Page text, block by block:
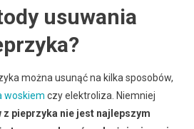
usuwania
można usunąć na kilka sposobów,
woskiem czy elektroliza. Niemniej
z pieprzyka nie jest najlepszym